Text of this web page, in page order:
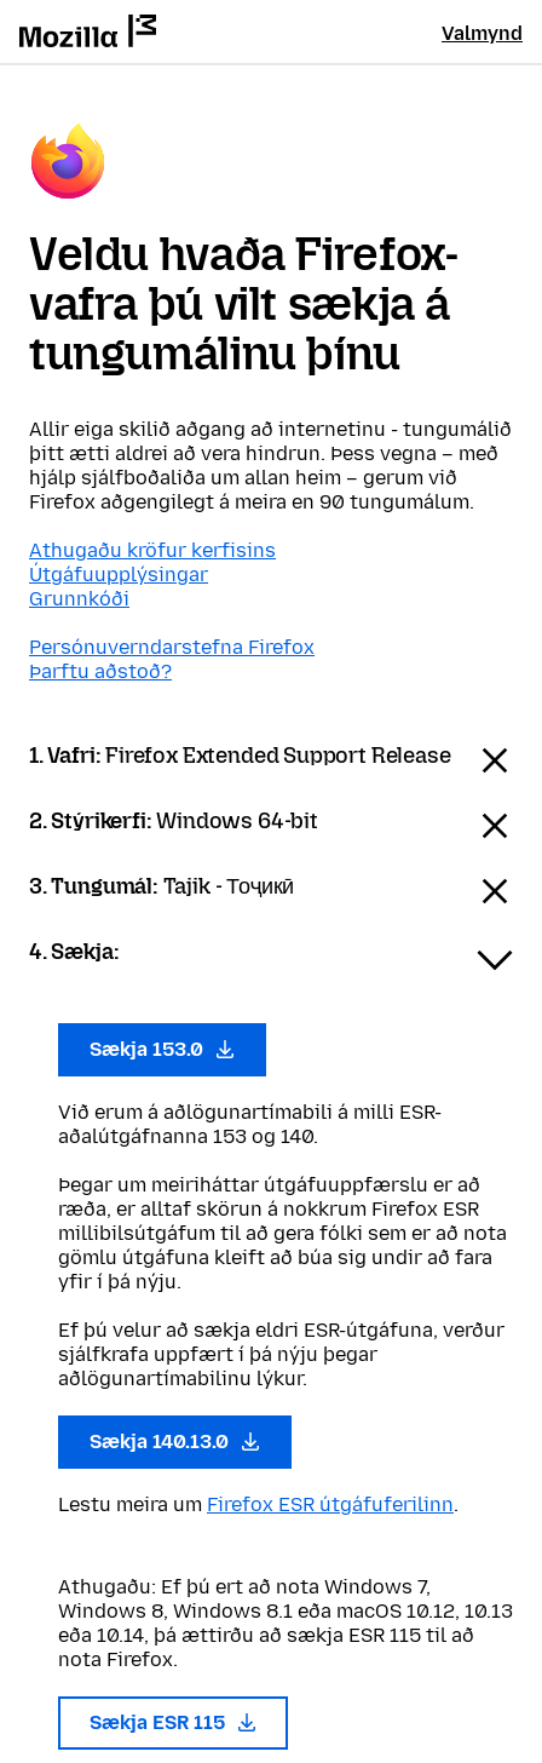
Valmynd
Veldu hvaða Firefox-
vafra þú vilt sækja á
tungumálinu þínu
Allir eiga skilið aðgang að internetinu - tungumálið
þitt ætti aldrei að vera hindrun. Þess vegna – með
hjálp sjálfboðaliða um allan heim – gerum við
Firefox aðgengilegt á meira en 90 tungumálum.
Athugaðu kröfur kerfisins
Útgáfuupplýsingar
Grunnkóði
Persónuverndarstefna Firefox
Þarftu aðstoð?
1. Vafri:Firefox Extended Support Release
2. Stýrikerfi:Windows 64-bit
3. Tungumál: Tajik - Тоҷикӣ
4. Sækja:
Sækja 153.0
Við erum á aðlögunartímabili á milli ESR-
aðalútgáfnanna 153 og 140.
Þegar um meiriháttar útgáfuuppfærslu er að
ræða, er alltaf skörun á nokkrum Firefox ESR
millibilsútgáfum til að gera fólki sem er að nota
gömlu útgáfuna kleift að búa sig undir að fara
yfir í þá nýju.
Ef þú velur að sækja eldri ESR-útgáfuna, verður
sjálfkrafa uppfært í þá nýju þegar
aðlögunartímabilinu lýkur.
Sækja 140.13.0
Lestu meira um Firefox ESR útgáfuferilinn.
Athugaðu: Ef þú ert að nota Windows 7,
Windows 8, Windows 8.1 eða macOS 10.12, 10.13
eða 10.14, þá ættirðu að sækja ESR 115 til að
nota Firefox.
Sækja ESR 115